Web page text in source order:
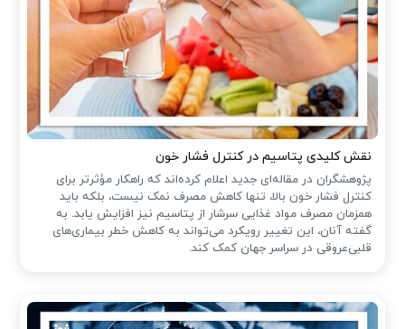
نقش کلیدی پتاسیم در کنترل فشار خون
پژوهشگران در مقاله‌ای جدید اعلام کرده‌اند که راهکار مؤثرتر برای
کنترل فشار خون بالا، تنها کاهش مصرف نمک نیست، بلکه باید
همزمان مصرف مواد غذایی سرشار از پتاسیم نیز افزایش یابد. به
گفته آنان، این تغییر رویکرد می‌تواند به کاهش خطر بیماری‌های
قلبی‌عروقی در سراسر جهان کمک کند.